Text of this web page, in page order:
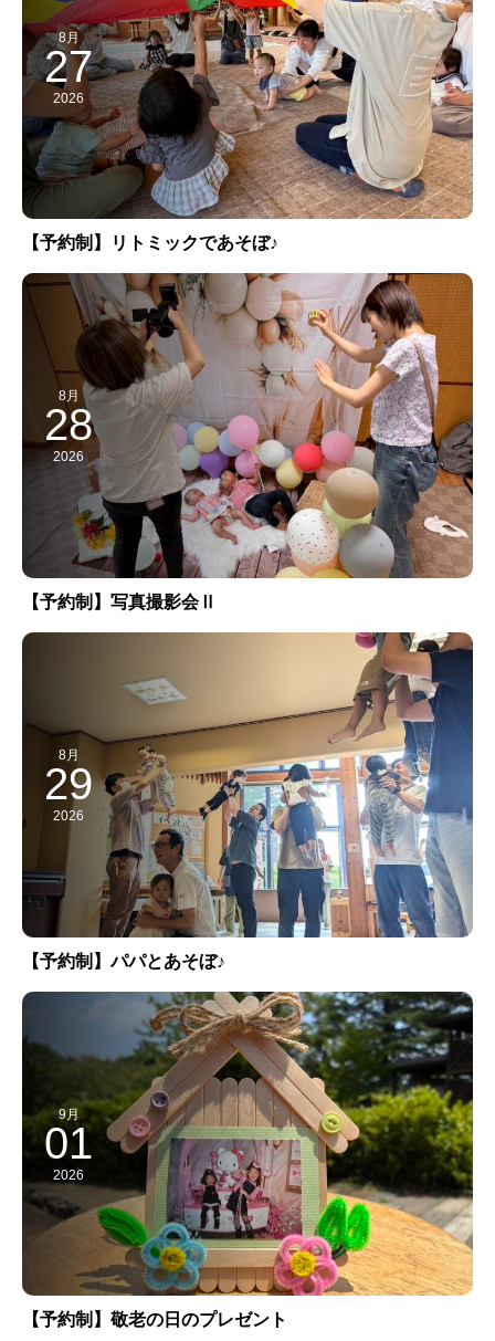
8月
27
2026
【予約制】リトミックであそぼ♪
8月
28
2026
【予約制】写真撮影会Ⅱ
8月
29
2026
【予約制】パパとあそぼ♪
9月
01
2026
【予約制】敬老の日のプレゼント